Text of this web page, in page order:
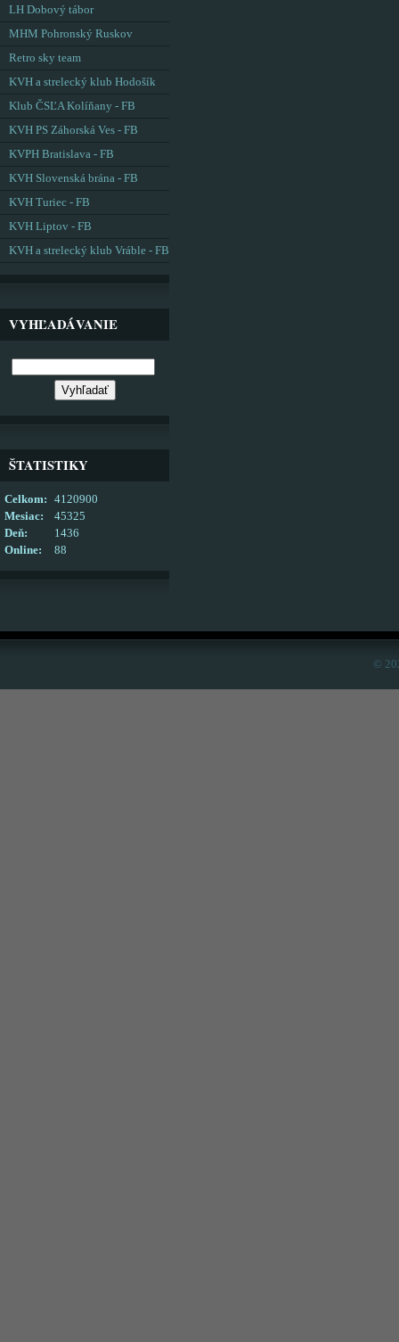
LH Dobový tábor
MHM Pohronský Ruskov
Retro sky team
KVH a strelecký klub Hodošík
Klub ČSĽA Kolíňany - FB
KVH PS Záhorská Ves - FB
KVPH Bratislava - FB
KVH Slovenská brána - FB
KVH Turiec - FB
KVH Liptov - FB
KVH a strelecký klub Vráble - FB
VYHĽADÁVANIE
ŠTATISTIKY
Online: 88
Celkom:
4120900
Mesiac:
45325
Deň:
1436
©